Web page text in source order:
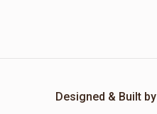
Designed & Built by